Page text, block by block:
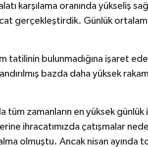
karşılama oranında yükseliş
gerçekleştirdik. Günlük
tatilinin bulunmadığına işaret
bazda daha yüksek
zamanların en yüksek günlük
ihracatımızda çatışmalar
olmuştu. Ancak nisan ayında